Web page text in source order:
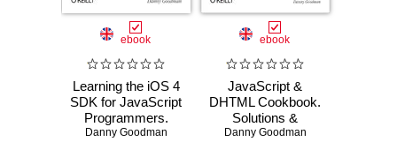
ebook
Learning the iOS 4
SDK for JavaScript
Programmers.
Create Native
Danny Goodman
ebook
JavaScript &
DHTML Cookbook.
Solutions &
Examples for Web
Danny Goodman